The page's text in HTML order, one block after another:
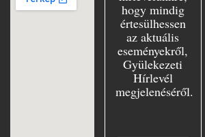
evangélium
szenvedélyes
hirdetőjeként
minduntalan úton
volt. Számtalan
előadásban hívta
hallgatóit Jézushoz
hogy mindig
értesülhessen
az aktuális
eseményekről,
Gyülekezeti
Hírlevél
megjelenéséről.